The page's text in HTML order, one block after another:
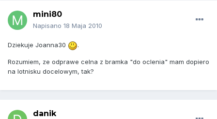
mini80
Napisano 18 Maja 2010
Dziekuje Joanna30 .
Rozumiem, ze odprawe celna z bramka "do oclenia" mam dopiero
na lotnisku docelowym, tak?
danik